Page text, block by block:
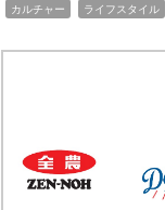
カルチャー ライフスタイル